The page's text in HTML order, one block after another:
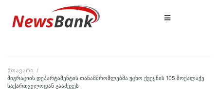
მთავარი /
მიგრაციის დეპარტამენტის თანამშრომლებმა უცხო ქვეყნის 105 მოქალაქე
საქართველოდან გააძევეს